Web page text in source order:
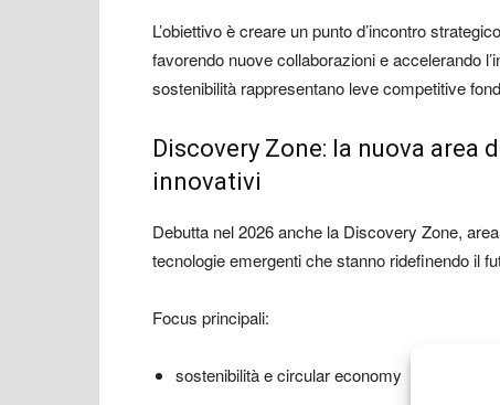
L’obiettivo è creare un punto d’incontro
favorendo nuove collaborazioni e accelerando
sostenibilità rappresentano leve competitive
Discovery Zone: la nuova area
innovativi
Debutta nel 2026 anche la Discovery Zone,
tecnologie emergenti che stanno ridefinendo il
Focus principali:
sostenibilità e circular economy